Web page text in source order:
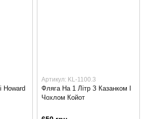
Howard
Артикул: KL-1100.3
Фляга На 1 Літр З Казанком І
Чохлом Койот